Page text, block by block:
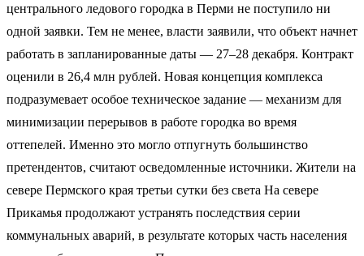
центрального ледового городка в Перми не поступило ни
одной заявки. Тем не менее, власти заявили, что объект начнет
работать в запланированные даты — 27–28 декабря. Контракт
оценили в 26,4 млн рублей. Новая концепция комплекса
подразумевает особое техническое задание — механизм для
минимизации перерывов в работе городка во время
оттепелей. Именно это могло отпугнуть большинство
претендентов, считают осведомленные источники. Жители на
севере Пермского края третьи сутки без света На севере
Прикамья продолжают устранять последствия серии
коммунальных аварий, в результате которых часть населения